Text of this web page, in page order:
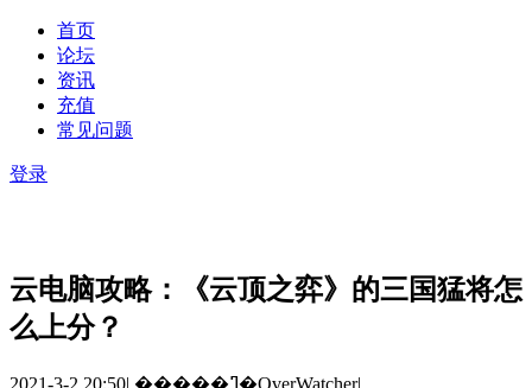
首页
论坛
资讯
充值
常见问题
登录
云电脑攻略：《云顶之弈》的三国猛将怎
么上分？
2021-3-2 20:50| �����ߣ�OverWatcher|